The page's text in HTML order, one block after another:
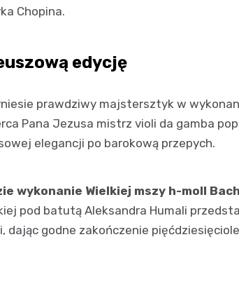
Chopina.
edycję
prawdziwy majstersztyk w
Pana Jezusa mistrz violi da gamba
elegancji po barokową przepych.
wykonanie Wielkiej mszy h-moll
pod batutą Aleksandra Humali
dając godne zakończenie